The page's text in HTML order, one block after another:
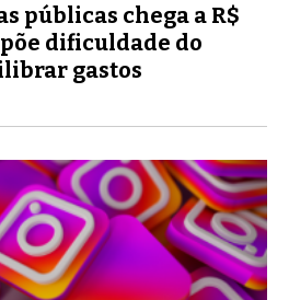
públicas chega a R$
dificuldade do
gastos